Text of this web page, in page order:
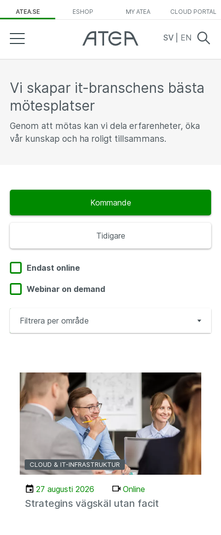
ATEA.SE ESHOP MY ATEA CLOUD PORTAL
SV EN
Vi skapar it-branschens bästa
mötesplatser
Genom att mötas kan vi dela erfarenheter, öka
vår kunskap och ha roligt tillsammans.
Kommande
Tidigare
Endast online
Webinar on demand
Filtrera per område
CLOUD & IT-INFRASTRUKTUR
27 augusti 2026 Online
Strategins vägskäl utan facit